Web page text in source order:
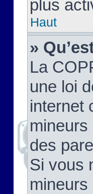
plus
Haut
»
La
une loi
internet
des
Si vous